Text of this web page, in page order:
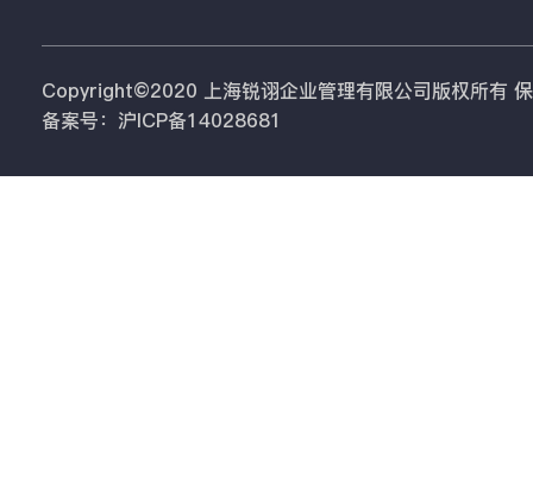
Copyright©2020 上海锐诩企业管理有限公司版权所有
备案号：沪ICP备14028681